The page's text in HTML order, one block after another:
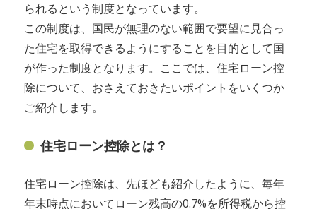
られるという制度となっています。
この制度は、国民が無理のない範囲で要望に見合っ
た住宅を取得できるようにすることを目的として国
が作った制度となります。ここでは、住宅ローン控
除について、おさえておきたいポイントをいくつか
ご紹介します。
住宅ローン控除とは？
住宅ローン控除は、先ほども紹介したように、毎年
年末時点においてローン残高の0.7%を所得税から控